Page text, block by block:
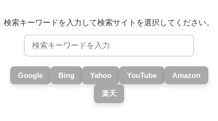
検索キーワードを入力して検索サイトを選択してください。
Google Bing Yahoo YouTube Amazon
楽天